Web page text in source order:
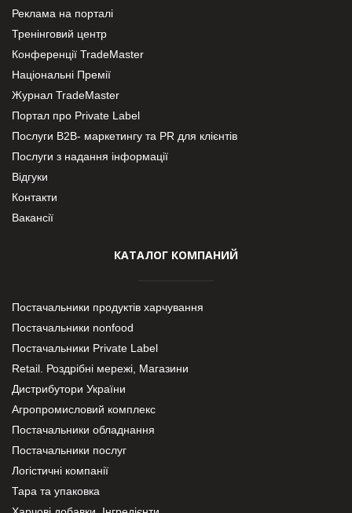
Реклама на порталі
Тренінговий центр
Конференції TradeMaster
Національні Премії
Журнал TradeMaster
Портал про Private Label
Послуги В2В- маркетингу та PR для клієнтів
Послуги з надання інформації
Відгуки
Контакти
Вакансії
КАТАЛОГ КОМПАНИЙ
Постачальники продуктів харчування
Постачальники nonfood
Постачальники Private Label
Retail. Роздрібні мережі, Магазини
Дистрибутори України
Агропромисловий комплекс
Постачальники обладнання
Постачальники послуг
Логістичні компанії
Тара та упаковка